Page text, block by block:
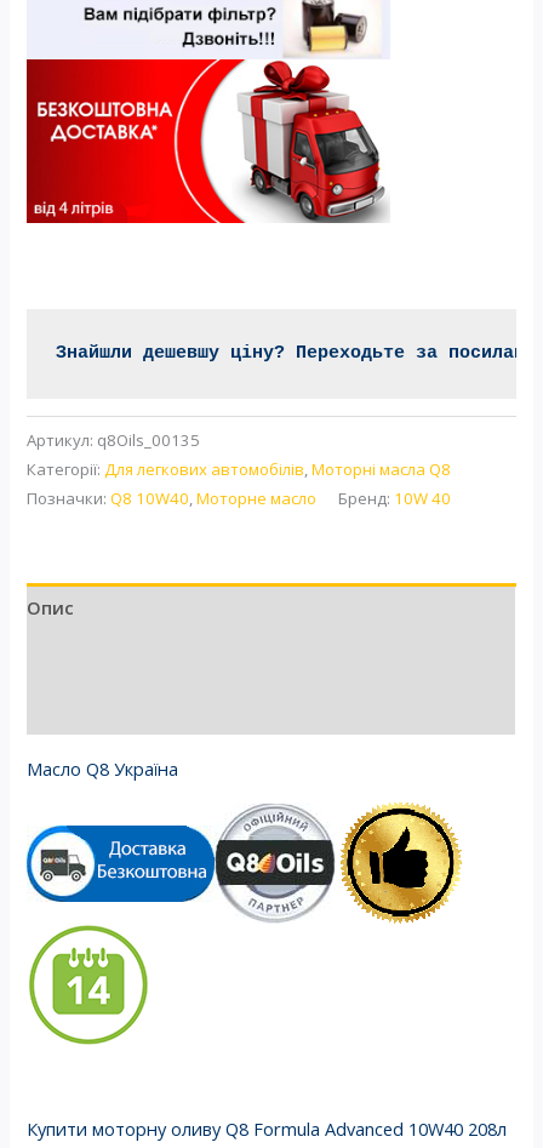
Знайшли дешевшу ціну? Переходьте за
Артикул: q8Oils_00135
Категорії:Для легкових автомобілів,Моторні масла Q8
Позначки:Q8 10W40,Моторне масло Бренд: 10W 40
Опис
Масло Q8 Україна
Купити моторну оливу Q8 Formula Advanced 10W40 208л